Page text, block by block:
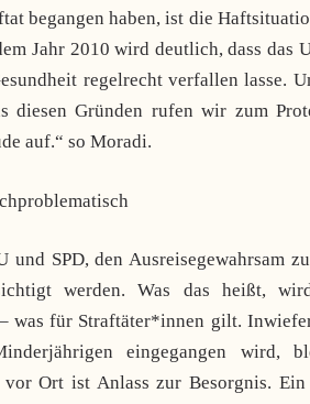
begangen haben, ist die
Jahr 2010 wird deutlich, dass das
regelrecht verfallen lasse.
Gründen rufen wir zum
auf.“ so Moradi.
SPD, den Ausreisegewahrsam
werden. Was das heißt,
was für Straftäter*innen gilt.
eingegangen
vor Ort ist Anlass zur Besorgnis.